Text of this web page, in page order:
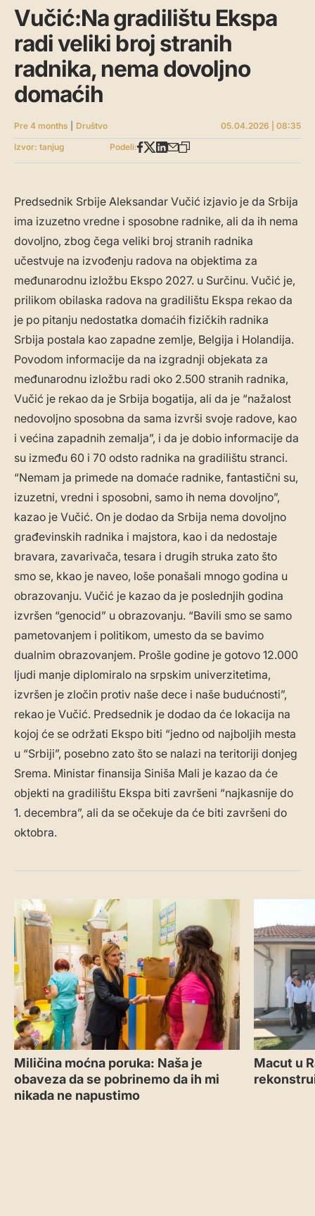
Vučić:Na gradilištu Ekspa
radi veliki broj stranih
radnika, nema dovoljno
domaćih
Pre 4 months Društvo
05.04.2026 | 08:35
Izvor: tanjug
Podeli:
Predsednik Srbije Aleksandar Vučić izjavio je da Srbija
ima izuzetno vredne i sposobne radnike, ali da ih nema
dovoljno, zbog čega veliki broj stranih radnika
učestvuje na izvođenju radova na objektima za
međunarodnu izložbu Ekspo 2027. u Surčinu. Vučić je,
prilikom obilaska radova na gradilištu Ekspa rekao da
je po pitanju nedostatka domaćih fizičkih radnika
Srbija postala kao zapadne zemlje, Belgija i Holandija.
Povodom informacije da na izgradnji objekata za
međunarodnu izložbu radi oko 2.500 stranih radnika,
Vučić je rekao da je Srbija bogatija, ali da je “nažalost
nedovoljno sposobna da sama izvrši svoje radove, kao
i većina zapadnih zemalja”, i da je dobio informacije da
su između 60 i 70 odsto radnika na gradilištu stranci.
“Nemam ja primede na domaće radnike, fantastični su,
izuzetni, vredni i sposobni, samo ih nema dovoljno”,
kazao je Vučić. On je dodao da Srbija nema dovoljno
građevinskih radnika i majstora, kao i da nedostaje
bravara, zavarivača, tesara i drugih struka zato što
smo se, kkao je naveo, loše ponašali mnogo godina u
obrazovanju. Vučić je kazao da je poslednjih godina
izvršen “genocid” u obrazovanju. “Bavili smo se samo
pametovanjem i politikom, umesto da se bavimo
dualnim obrazovanjem. Prošle godine je gotovo 12.000
ljudi manje diplomiralo na srpskim univerzitetima,
izvršen je zločin protiv naše dece i naše budućnosti”,
rekao je Vučić. Predsednik je dodao da će lokacija na
kojoj će se održati Ekspo biti “jedno od najboljih mesta
u “Srbiji”, posebno zato što se nalazi na teritoriji donjeg
Srema. Ministar finansija Siniša Mali je kazao da će
objekti na gradilištu Ekspa biti završeni “najkasnije do
1. decembra”, ali da se očekuje da će biti završeni do
oktobra.
VESTI
Miličina moćna poruka: Naša je
obaveza da se pobrinemo da ih mi
nikada ne napustimo
Macut u